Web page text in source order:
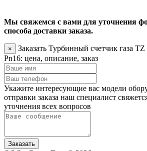
Мы свяжемся с вами для уточнения
способа доставки заказа.
× Заказать Турбинный счетчик газа
Pn16: цена, описание, заказ
Укажите интересующие вас модели
отправки заказа наш специалист
уточнения всех вопросов
Заказать